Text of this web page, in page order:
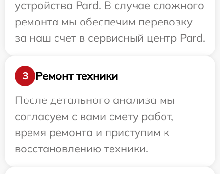
устройства Pard. В случае сложного
ремонта мы обеспечим перевозку
за наш счет в сервисный центр Pard.
3
Ремонт техники
После детального анализа мы
согласуем с вами смету работ,
время ремонта и приступим к
восстановлению техники.